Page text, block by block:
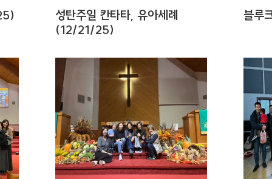
성탄주일 칸타타, 유아세례
(12/21/25)
블루